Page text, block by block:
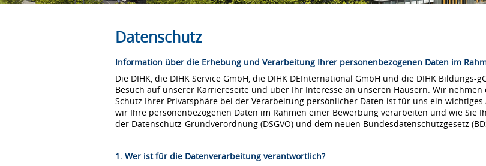
Datenschutz
Information über die Erhebung und Verarbeitung Ihrer personenbezogenen Daten im
Die DIHK, die DIHK Service GmbH, die DIHK DEInternational GmbH und die DIHK Bildungs-
Besuch auf unserer Karriereseite und über Ihr Interesse an unseren Häusern. Wir
Schutz Ihrer Privatsphäre bei der Verarbeitung persönlicher Daten ist für uns ein
wir Ihre personenbezogenen Daten im Rahmen einer Bewerbung verarbeiten und wie Sie
der Datenschutz-Grundverordnung (DSGVO) und dem neuen Bundesdatenschutzgesetz
1. Wer ist für die Datenverarbeitung verantwortlich?